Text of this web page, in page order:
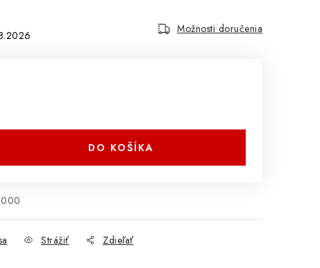
Možnosti doručenia
DO KOŠÍKA
Strážiť Zdieľať